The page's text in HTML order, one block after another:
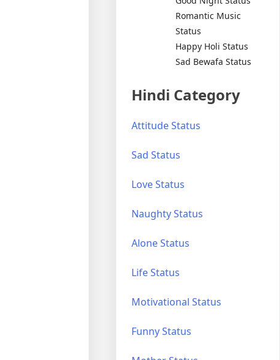
Romantic Music
Status
Happy Holi Status
Sad Bewafa Status
Hindi Category
Attitude Status
Sad Status
Love Status
Naughty Status
Alone Status
Life Status
Motivational Status
Funny Status